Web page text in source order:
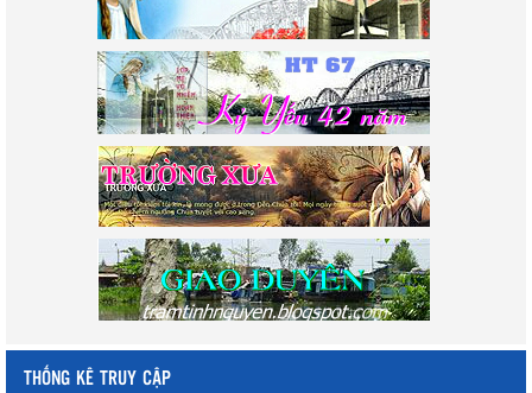
THỐNG KÊ TRUY CẬP